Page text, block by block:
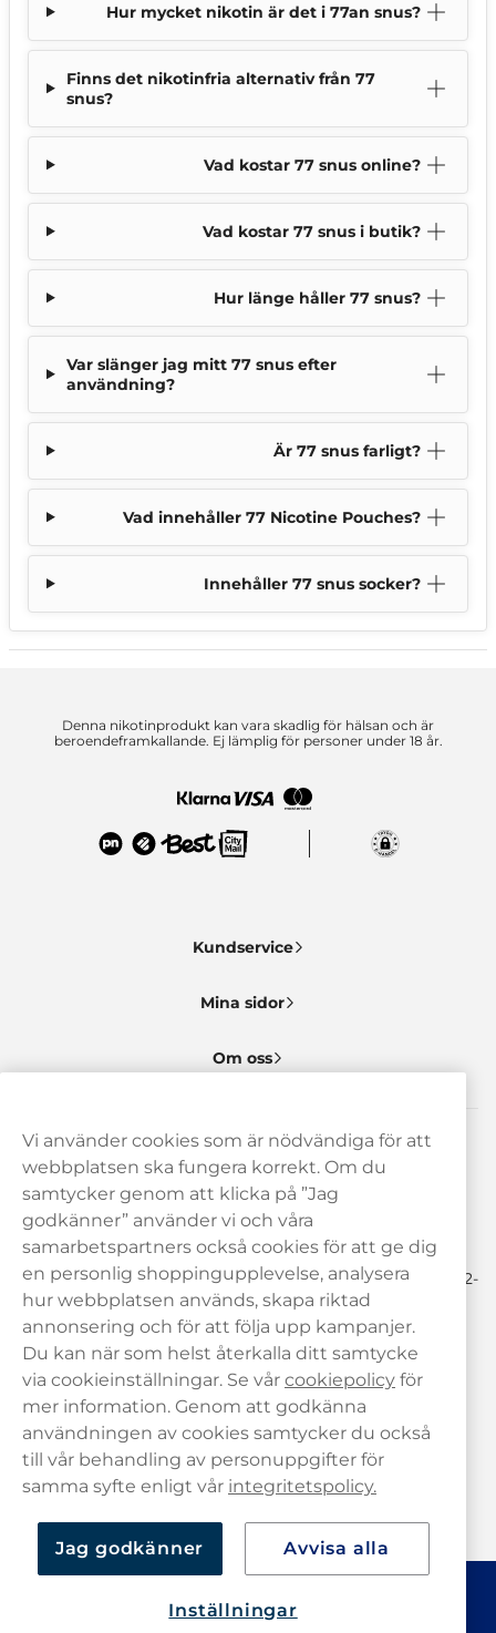
Hur mycket nikotin är det i 77an snus?
Finns det nikotinfria alternativ från 77
snus?
Vad kostar 77 snus online?
Vad kostar 77 snus i butik?
Hur länge håller 77 snus?
Var slänger jag mitt 77 snus efter
användning?
Är 77 snus farligt?
Vad innehåller 77 Nicotine Pouches?
Innehåller 77 snus socker?
Denna nikotinprodukt kan vara skadlig för hälsan och är
beroendeframkallande. Ej lämplig för personer under 18 år.
Behöver du hjälp? Kontakta oss gärna!
hej@haypp.com
08 517 910 97
Mån-Tor 8.00-17.00 | Fre 9.00-17.00 | (Lunchstängt må-fre 12-
13)
Kundservice
Mina sidor
Om oss
Vi använder cookies som är nödvändiga för att
webbplatsen ska fungera korrekt. Om du
samtycker genom att klicka på ”Jag
godkänner” använder vi och våra
samarbetspartners också cookies för att ge dig
en personlig shoppingupplevelse, analysera
hur webbplatsen används, skapa riktad
annonsering och för att följa upp kampanjer.
Du kan när som helst återkalla ditt samtycke
via cookieinställningar. Se vår cookiepolicy för
mer information. Genom att godkänna
användningen av cookies samtycker du också
till vår behandling av personuppgifter för
samma syfte enligt vår integritetspolicy.
Jag godkänner Avvisa alla
Inställningar